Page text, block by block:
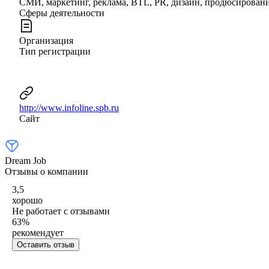
Сферы деятельности
Организация
Тип регистрации
http://www.infoline.spb.ru
Сайт
Dream Job
Отзывы о компании
3,5
хорошо
Не работает с отзывами
63%
рекомендует
Оставить отзыв